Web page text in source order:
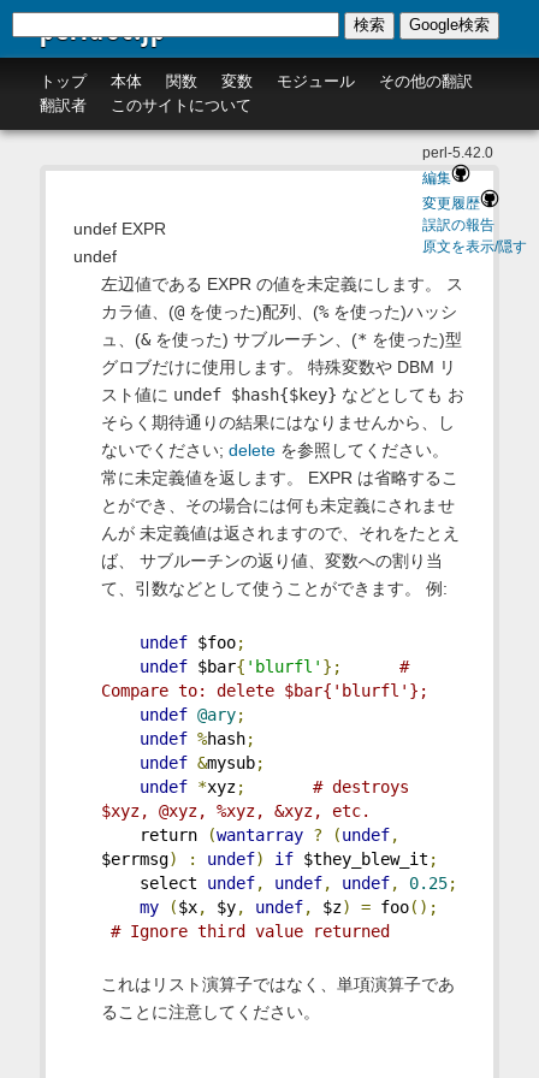
perldoc.jp
トップ 本体 関数 変数 モジュール
その他の翻訳
翻訳者
このサイトについて
検索 Google検索
perl-5.42.0
編集
変更履歴
誤訳の報告
原文を表示/隠す
undef EXPR
undef
左辺値である EXPR の値を未定義にします。 ス
カラ値、(@を使った)配列、(%を使った)ハッシ
ュ、(&を使った) サブルーチン、(* を使った)型
グロブだけに使用します。 特殊変数や DBM リ
スト値に undef $hash{$key} などとしても お
そらく期待通りの結果にはなりませんから、し
ないでください; deleteを参照してください。
常に未定義値を返します。 EXPR は省略するこ
とができ、その場合には何も未定義にされませ
んが 未定義値は返されますので、それをたとえ
ば、 サブルーチンの返り値、変数への割り当
て、引数などとして使うことができます。 例:
undef $foo;
undef $bar{ 'blurfl' };
#
Compare to: delete $bar{'blurfl'};
undef @ary;
undef %hash;
undef &mysub;
undef *xyz;
# destroys
$xyz, @xyz, %xyz, &xyz, etc.
return
(wantarray ? (undef,
$errmsg) : undef) if $they_blew_it ;
select undef, undef, undef, 0.25;
my
($x, $y, undef, $z) = foo();
# Ignore third value returned
これはリスト演算子ではなく、単項演算子であ
ることに注意してください。